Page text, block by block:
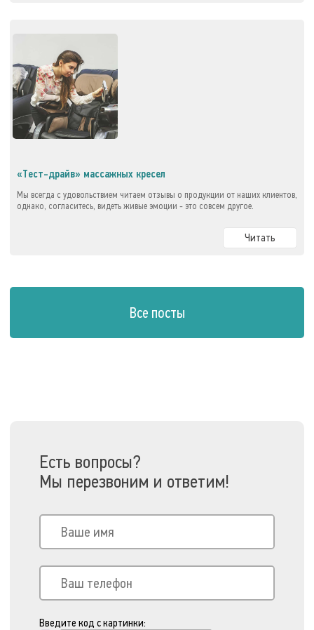
«Тест-драйв» массажных кресел
Мы всегда с удовольствием читаем отзывы о продукции от наших клиентов,
однако, согласитесь, видеть живые эмоции - это совсем другое.
Читать
Все посты
Есть вопросы?
Мы перезвоним и ответим!
Введите код с картинки: